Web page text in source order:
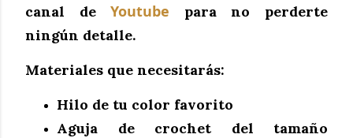
canal deYoutube para no perderte
ningún detalle.
Materiales que necesitarás:
Hilo de tu color favorito
Aguja de crochet del tamaño